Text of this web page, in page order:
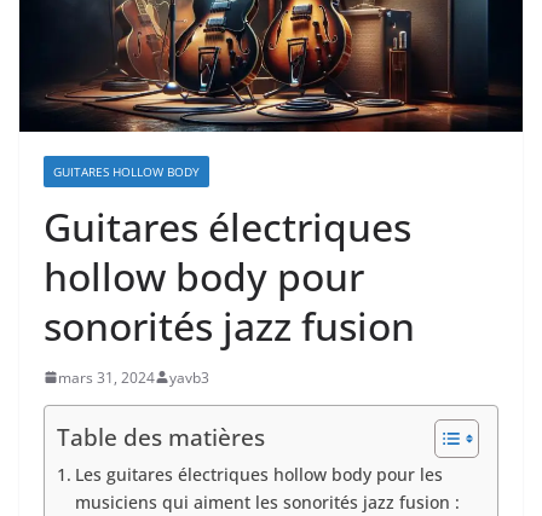
GUITARES HOLLOW BODY
Guitares électriques
hollow body pour
sonorités jazz fusion
mars 31, 2024 yavb3
Table des matières
Les ​guitares électriques hollow body pour les
musiciens qui aiment⁣ les⁣ sonorités jazz ⁤fusion :